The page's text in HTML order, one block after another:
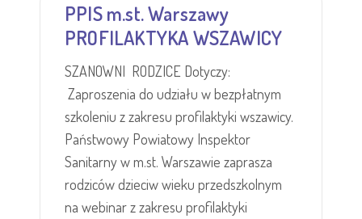
PPIS m.st. Warszawy
PROFILAKTYKA WSZAWICY
SZANOWNI RODZICE Dotyczy:
Zaproszenia do udziału w bezpłatnym
szkoleniu z zakresu profilaktyki wszawicy.
Państwowy Powiatowy Inspektor
Sanitarny w m.st. Warszawie zaprasza
rodziców dzieciw wieku przedszkolnym
na webinar z zakresu profilaktyki